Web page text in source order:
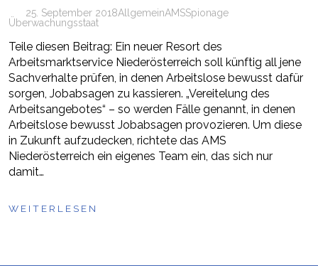
25. September 2018AllgemeinAMSSpionage
Überwachungsstaat
Teile diesen Beitrag: Ein neuer Resort des
Arbeitsmarktservice Niederösterreich soll künftig all jene
Sachverhalte prüfen, in denen Arbeitslose bewusst dafür
sorgen, Jobabsagen zu kassieren. „Vereitelung des
Arbeitsangebotes“ – so werden Fälle genannt, in denen
Arbeitslose bewusst Jobabsagen provozieren. Um diese
in Zukunft aufzudecken, richtete das AMS
Niederösterreich ein eigenes Team ein, das sich nur
damit…
WEITERLESEN